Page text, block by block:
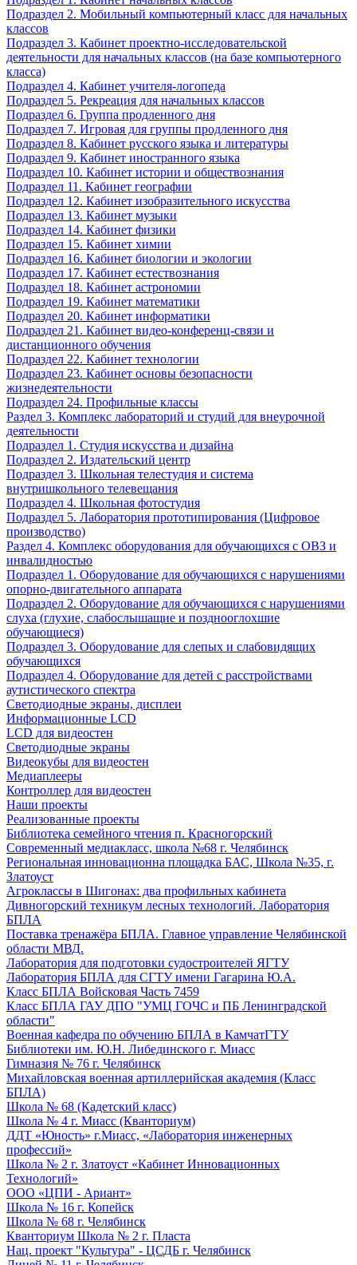
Подраздел 2. Мобильный компьютерный класс для начальных
классов
Подраздел 3. Кабинет проектно-исследовательской
деятельности для начальных классов (на базе компьютерного
класса)
Подраздел 4. Кабинет учителя-логопеда
Подраздел 5. Рекреация для начальных классов
Подраздел 6. Группа продленного дня
Подраздел 7. Игровая для группы продленного дня
Подраздел 8. Кабинет русского языка и литературы
Подраздел 9. Кабинет иностранного языка
Подраздел 10. Кабинет истории и обществознания
Подраздел 11. Кабинет географии
Подраздел 12. Кабинет изобразительного искусства
Подраздел 13. Кабинет музыки
Подраздел 14. Кабинет физики
Подраздел 15. Кабинет химии
Подраздел 16. Кабинет биологии и экологии
Подраздел 17. Кабинет естествознания
Подраздел 18. Кабинет астрономии
Подраздел 19. Кабинет математики
Подраздел 20. Кабинет информатики
Подраздел 21. Кабинет видео-конференц-связи и
дистанционного обучения
Подраздел 22. Кабинет технологии
Подраздел 23. Кабинет основы безопасности
жизнедеятельности
Подраздел 24. Профильные классы
Раздел 3. Комплекс лабораторий и студий для внеурочной
деятельности
Подраздел 1. Студия искусства и дизайна
Подраздел 2. Издательский центр
Подраздел 3. Школьная телестудия и система
внутришкольного телевещания
Подраздел 4. Школьная фотостудия
Подраздел 5. Лаборатория прототипирования (Цифровое
производство)
Раздел 4. Комплекс оборудования для обучающихся с ОВЗ и
инвалидностью
Подраздел 1. Оборудование для обучающихся с нарушениями
опорно-двигательного аппарата
Подраздел 2. Оборудование для обучающихся с нарушениями
слуха (глухие, слабослышащие и позднооглохшие
обучающиеся)
Подраздел 3. Оборудование для слепых и слабовидящих
обучающихся
Подраздел 4. Оборудование для детей с расстройствами
аутистического спектра
Светодиодные экраны, дисплеи
Информационные LCD
LCD для видеостен
Светодиодные экраны
Видеокубы для видеостен
Медиаплееры
Контроллер для видеостен
Наши проекты
Реализованные проекты
Библиотека семейного чтения п. Красногорский
Современный медиакласс, школа №68 г. Челябинск
Региональная инновационна площадка БАС, Школа №35, г.
Златоуст
Агроклассы в Шигонах: два профильных кабинета
Дивногорский техникум лесных технологий. Лаборатория
БПЛА
Поставка тренажёра БПЛА. Главное управление Челябинской
области МВД.
Лаборатория для подготовки судостроителей ЯГТУ
Лаборатория БПЛА для СГТУ имени Гагарина Ю.А.
Класс БПЛА Войсковая Часть 7459
Класс БПЛА ГАУ ДПО "УМЦ ГОЧС и ПБ Ленинградской
области"
Военная кафедра по обучению БПЛА в КамчатГТУ
Библиотеки им. Ю.Н. Либединского г. Миасс
Гимназия № 76 г. Челябинск
Михайловская военная артиллерийская академия (Класс
БПЛА)
Школа № 68 (Кадетский класс)
Школа № 4 г. Миасс (Кванториум)
ДДТ «Юность» г.Миасс, «Лаборатория инженерных
профессий»
Школа № 2 г. Златоуст «Кабинет Инновационных
Технологий»
ООО «ЦПИ - Ариант»
Школа № 16 г. Копейск
Школа № 68 г. Челябинск
Кванториум Школа № 2 г. Пласта
Нац. проект "Культура" - ЦСДБ г. Челябинск